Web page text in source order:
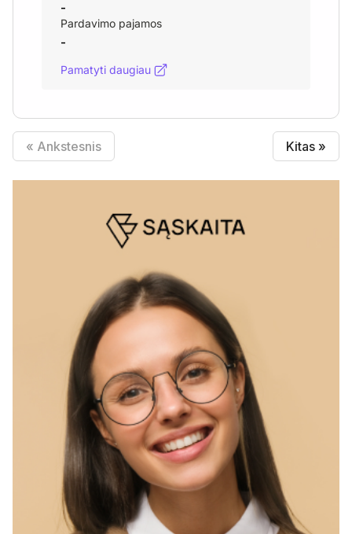
-
Pardavimo pajamos
-
Pamatyti daugiau
« Ankstesnis Kitas »